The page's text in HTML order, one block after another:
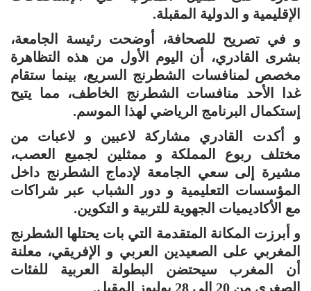
الإقليمية و الدولية المقبلة.
و في تصريح للصحافة، أوضحت رئيسة الجامعة،
بشرى القادري، أن اليوم الأول من هذه التظاهرة
مخصص لمنافسات الشطرنج السريع، بينما ستقام
غدا الأحد منافسات الشطرنج الخاطف، مما يتيح
إستكمال البرنامج الرياضي لهذا الموسم.
و أكدت القادري مشاركة لاعبين و لاعبات من
مختلف ربوع المملكة و ممثلين لجميع العصب،
مشيرة إلى سعي الجامعة لإدماج الشطرنج داخل
المؤسسات التعليمية و دور الشباب عبر شراكات
مع الأكاديميات الجهوية للتربية و التكوين.
و أبرزت المكانة المتقدمة التي بات يحتلها الشطرنج
المغربي على الصعيدين العربي و الإفريقي، معلنة
أن المغرب سيحتضن البطولة العربية للفئات
الصغرى من 20 إلى 28 يوليوز المقبل.